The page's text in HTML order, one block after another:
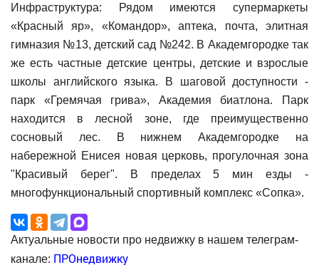
Инфраструктура: Рядом имеются супермаркеты
«Красный яр», «Командор», аптека, почта, элитная
гимназия №13, детский сад №242. В Академгородке так
же есть частные детские центры, детские и взрослые
школы английского языка. В шаговой доступности -
парк «Гремячая грива», Академия биатлона. Парк
находится в лесной зоне, где преимущественно
сосновый лес. В нижнем Академгородке на
набережной Енисея новая церковь, прогулочная зона
"Красивый берег". В пределах 5 мин езды -
многофункциональный спортивный комплекс «Сопка».
Актуальные новости про недвижку в нашем телеграм-
канале: ПРОнедвижку